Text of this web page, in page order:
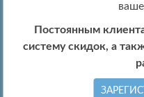
Постоянным
систему скидок, а